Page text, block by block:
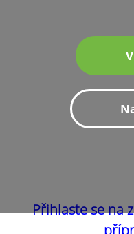
Přihlaste se na